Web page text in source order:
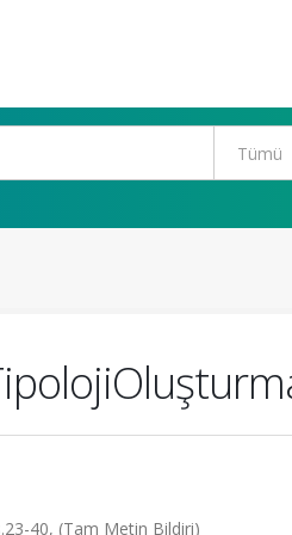
40, (Tam Metin Bildiri)